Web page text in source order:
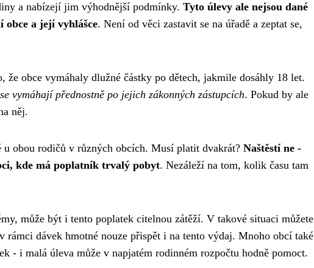
a nabízejí jim výhodnější podmínky. Tyto úlevy ale nejsou dané
obce a její vyhlášce. Není od věci zastavit se na úřadě a zeptat se,
že obce vymáhaly dlužné částky po dětech, jakmile dosáhly 18 let.
vymáhají přednostně po jejich zákonných zástupcích. Pokud by ale
něj.
obou rodičů v různých obcích. Musí platit dvakrát? Naštěstí ne -
kde má poplatník trvalý pobyt. Nezáleží na tom, kolik času tam
může být i tento poplatek citelnou zátěží. V takové situaci můžete
rámci dávek hmotné nouze přispět i na tento výdaj. Mnoho obcí také
- i malá úleva může v napjatém rodinném rozpočtu hodně pomoct.